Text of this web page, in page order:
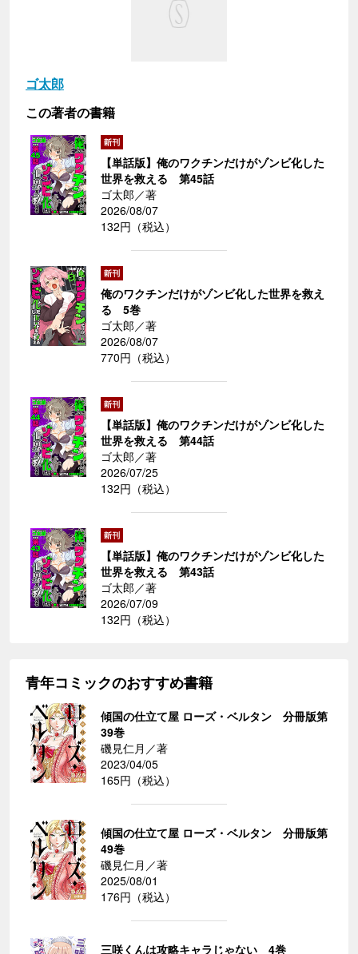
ゴ太郎
この著者の書籍
【単話版】俺のワクチンだけがゾンビ化した
世界を救える 第45話
ゴ太郎／著
2026/08/07
132円（税込）
俺のワクチンだけがゾンビ化した世界を救え
る 5巻
ゴ太郎／著
2026/08/07
770円（税込）
【単話版】俺のワクチンだけがゾンビ化した
世界を救える 第44話
ゴ太郎／著
2026/07/25
132円（税込）
【単話版】俺のワクチンだけがゾンビ化した
世界を救える 第43話
ゴ太郎／著
2026/07/09
132円（税込）
青年コミックのおすすめ書籍
傾国の仕立て屋 ローズ・ベルタン 分冊版第
39巻
磯見仁月／著
2023/04/05
165円（税込）
傾国の仕立て屋 ローズ・ベルタン 分冊版第
49巻
磯見仁月／著
2025/08/01
176円（税込）
三咲くんは攻略キャラじゃない 4巻